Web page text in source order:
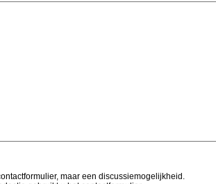
maar een discussiemogelijkheid.